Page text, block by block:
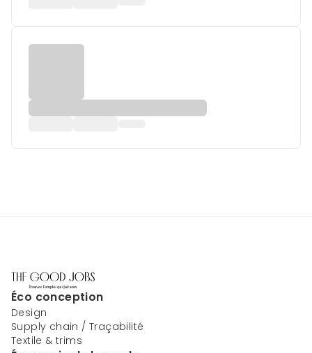
Éco conception
Design
Supply chain / Traçabilité
Textile & trims